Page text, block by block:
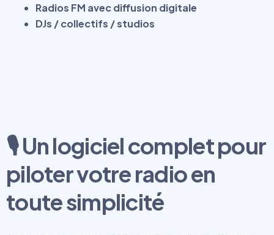
Radios FM avec diffusion digitale
DJs / collectifs / studios
🎙️ Un logiciel complet pour
piloter votre radio en
toute simplicité